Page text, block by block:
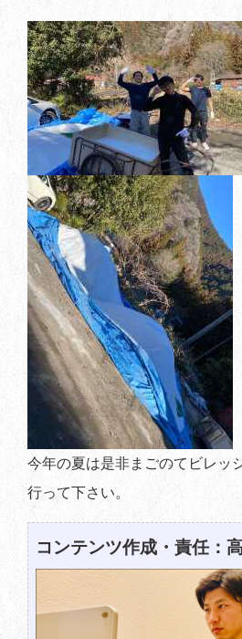
今年の夏は是非まごのてビレッ
行って下さい。
コンテンツ作成・責任：